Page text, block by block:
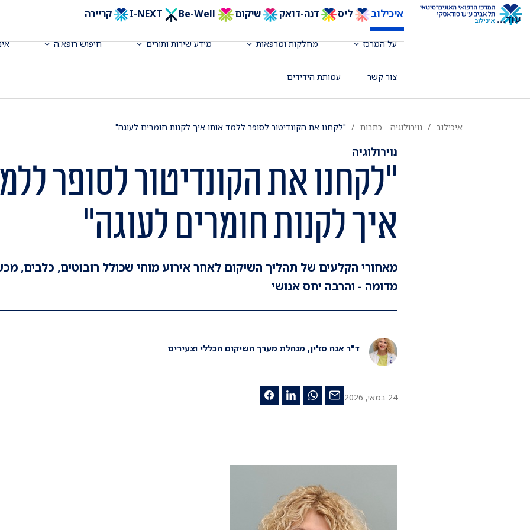
איכילוב ליס דנה-דואק שיקום Be-Well קריירה
על המרכז מחלקות ומרפאות מידע שירות ותורים חיפוש רופא.ה
צור קשר עמותת הידידים
עוד...
איכילוב נוירולוגיה - כתבות "לקחנו את הקונדיטור לסופר ללמד אותו איך לקנות חומרים לעוגה"
נוירולוגיה
"לקחנו את הקונדיטור לסופר
איך לקנות חומרים לעוגה"
מאחורי הקלעים של תהליך השיקום לאחר אירוע מוחי שכולל רובוטים, כלבים,
מדומה - והרבה יחס אנושי
ד"ר אנה סז'ין, מנהלת מערך השיקום הכללי וצעירים
24 במאי, 2026